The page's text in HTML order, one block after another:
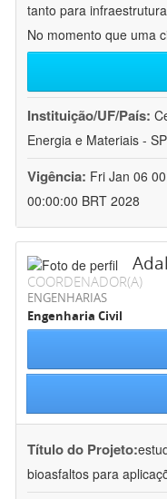
tanto para
No momento que uma
Instituição/UF/País:
Energia e Materiais -
Vigência: Fri Jan 06
00:00:00 BRT 2028
COORDENADOR(A)
ENGENHARIAS
Engenharia Civil
Título do Projeto:
bioasfaltos para